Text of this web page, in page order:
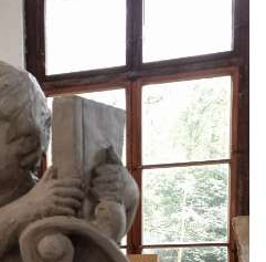
v zámeckém
v
B.
v sadech